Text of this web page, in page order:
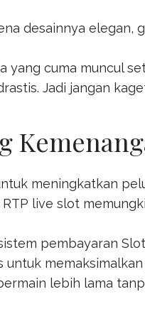
desainnya elegan,
yang cuma muncul
Jadi jangan
meningkatkan
live slot
pembayaran
lebih lama